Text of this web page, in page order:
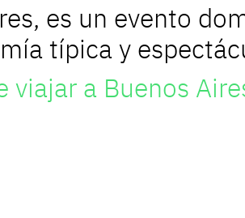
es un evento
típica y
viajar a Buenos